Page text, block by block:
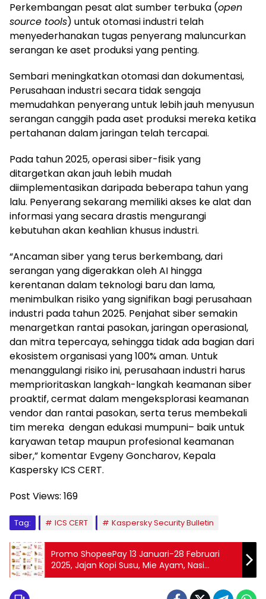
Perkembangan pesat alat sumber terbuka (open
source tools) untuk otomasi industri telah
menyederhanakan tugas penyerang maluncurkan
serangan ke aset produksi yang penting.
Sembari meningkatkan otomasi dan dokumentasi,
Perusahaan industri secara tidak sengaja
memudahkan penyerang untuk lebih jauh menyusun
serangan canggih pada aset produksi mereka ketika
pertahanan dalam jaringan telah tercapai.
Pada tahun 2025, operasi siber-fisik yang
ditargetkan akan jauh lebih mudah
diimplementasikan daripada beberapa tahun yang
lalu. Penyerang sekarang memiliki akses ke alat dan
informasi yang secara drastis mengurangi
kebutuhan akan keahlian khusus industri.
“Ancaman siber yang terus berkembang, dari
serangan yang digerakkan oleh AI hingga
kerentanan dalam teknologi baru dan lama,
menimbulkan risiko yang signifikan bagi perusahaan
industri pada tahun 2025. Penjahat siber semakin
menargetkan rantai pasokan, jaringan operasional,
dan mitra tepercaya, sehingga tidak ada bagian dari
ekosistem organisasi yang 100% aman. Untuk
menanggulangi risiko ini, perusahaan industri harus
memprioritaskan langkah-langkah keamanan siber
proaktif, cermat dalam mengeksplorasi keamanan
vendor dan rantai pasokan, serta terus membekali
tim mereka dengan edukasi mumpuni– baik untuk
karyawan tetap maupun profesional keamanan
siber,” komentar Evgeny Goncharov, Kepala
Kaspersky ICS CERT.
Post Views: 169
Tag: ICS CERT Kaspersky Security Bulletin
Promo ShopeePay 13 Januari-28 Februari
2025, Jajan Kopi Susu, Mie Ayam, Nasi
Goreng Serba Rp1.000